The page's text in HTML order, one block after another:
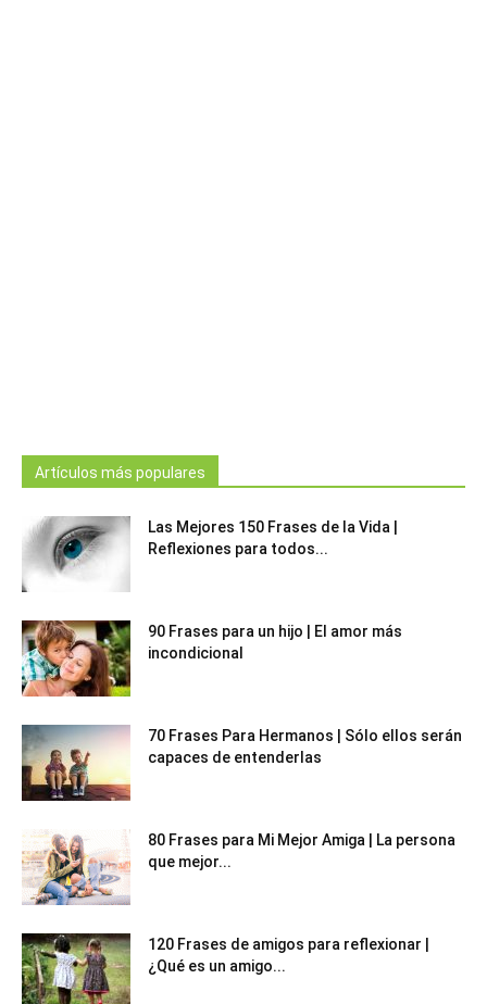
Artículos más populares
Las Mejores 150 Frases de la Vida |
Reflexiones para todos...
90 Frases para un hijo | El amor más
incondicional
70 Frases Para Hermanos | Sólo ellos serán
capaces de entenderlas
80 Frases para Mi Mejor Amiga | La persona
que mejor...
120 Frases de amigos para reflexionar |
¿Qué es un amigo...